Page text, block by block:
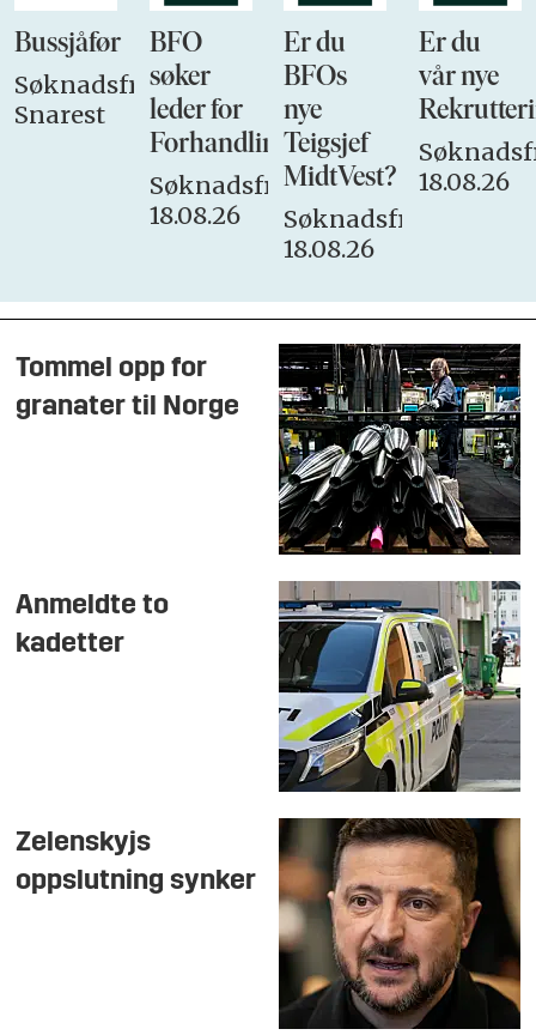
Bussjåfør
Søknadsfrist:
Snarest
BFO
søker
leder for
Forhandlingsutvalget
Søknadsfrist:
18.08.26
Er du
BFOs
nye
Teigsjef
MidtVest?
Søknadsfrist:
18.08.26
Er du
vår nye
18.08.26
Tommel opp for
granater til Norge
Anmeldte to
kadetter
Zelenskyjs
oppslutning synker